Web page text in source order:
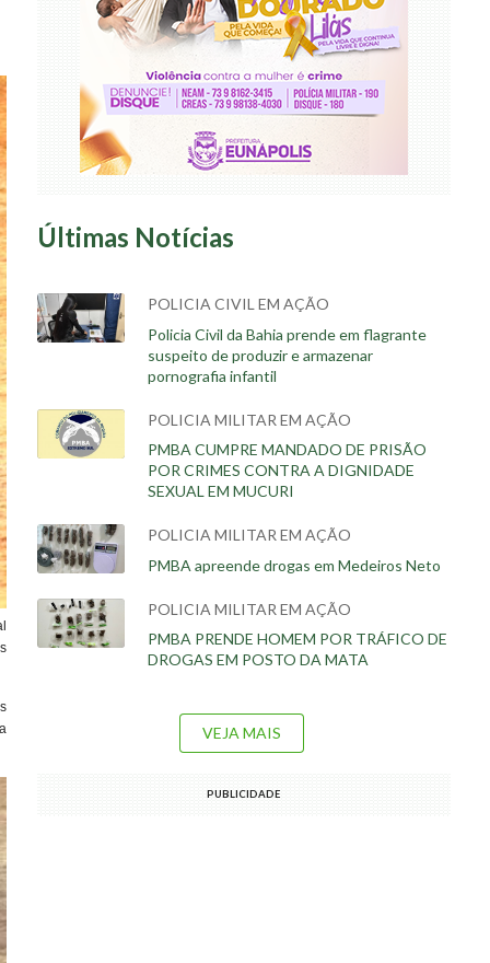
Últimas Notícias
POLICIA CIVIL EM AÇÃO
Policia Civil da Bahia prende em flagrante
suspeito de produzir e armazenar
pornografia infantil
POLICIA MILITAR EM AÇÃO
PMBA CUMPRE MANDADO DE PRISÃO
POR CRIMES CONTRA A DIGNIDADE
SEXUAL EM MUCURI
POLICIA MILITAR EM AÇÃO
PMBA apreende drogas em Medeiros Neto
POLICIA MILITAR EM AÇÃO
PMBA PRENDE HOMEM POR TRÁFICO DE
DROGAS EM POSTO DA MATA
VEJA MAIS
PUBLICIDADE